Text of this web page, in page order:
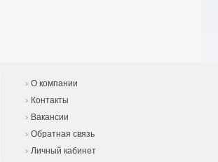
О компании
Контакты
Вакансии
Обратная связь
Личный кабинет